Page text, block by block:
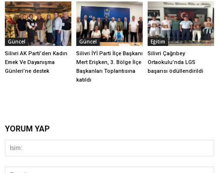
Güncel
Silivri AK Parti’den Kadın
Emek Ve Dayanışma
Günleri’ne destek
Güncel
Silivri İYİ Parti İlçe Başkanı
Mert Erişken, 3. Bölge İlçe
Başkanları Toplantısına
katıldı
Eğitim
Silivri Çağrıbey
Ortaokulu’nda LGS
başarısı ödüllendirildi
YORUM YAP